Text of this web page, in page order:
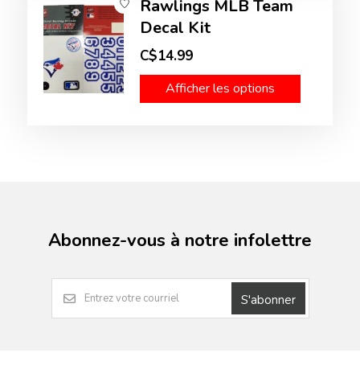
Rawlings MLB Team
Decal Kit
C$14.99
Afficher les options
Abonnez-vous à notre infolettre
S'abonner